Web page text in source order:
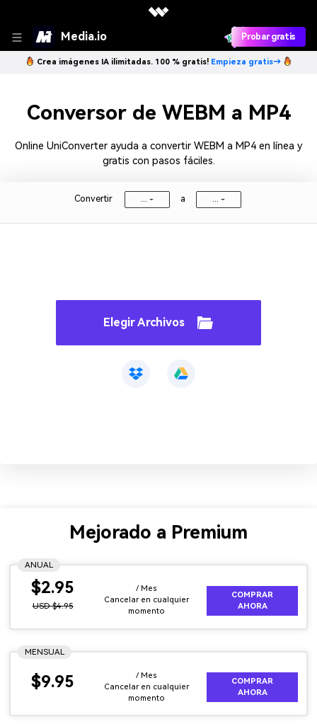
Media.io Probar gratis
Crea imágenes IA ilimitadas. 100 % gratis! Empieza gratis→
Conversor de WEBM a MP4
Online UniConverter ayuda a convertir WEBM a MP4 en línea y
gratis con pasos fáciles.
Convertir a
Elegir Archivos
Mejorado a Premium
ANUAL
$2.95
USD $4.95
/ Mes
Cancelar en cualquier
momento
COMPRAR
AHORA
MENSUAL
$9.95
/ Mes
Cancelar en cualquier
momento
COMPRAR
AHORA